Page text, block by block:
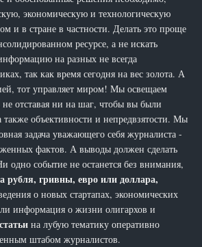
экономическую и технологическую
и в стране в частности. Делать это проще
ресурсе, а не искать
на разных не всегда
так как время сегодня на вес золота. А
тот управляет миром! Мы освещаем
не отставая ни на шаг, чтобы вы были
также объективности и непредвзятости. Мы
задача уважающего себя журналиста -
фактов. А выводы должен сделать
одно событие не останется без внимания,
рубля, гривны, евро или доллара,
о новых стартапах, экономических
информация о жизни олигархов и
на лубую тематику оперативно
штабом журналистов.